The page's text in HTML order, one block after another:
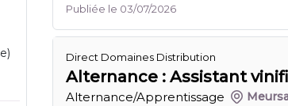
Publiée le 03/07/2026
Direct Domaines Distribution
Alternance : Assistant
Alternance/Apprentissage